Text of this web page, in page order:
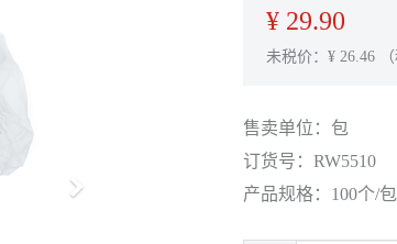
下
¥ 29.90
未税价：¥ 26.46（
售卖单位： 包
订货号： RW5510
产品规格： 100个/